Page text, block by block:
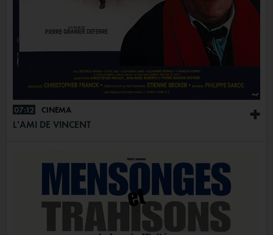
+
07:12 CINÉMA
L'AMI DE VINCENT